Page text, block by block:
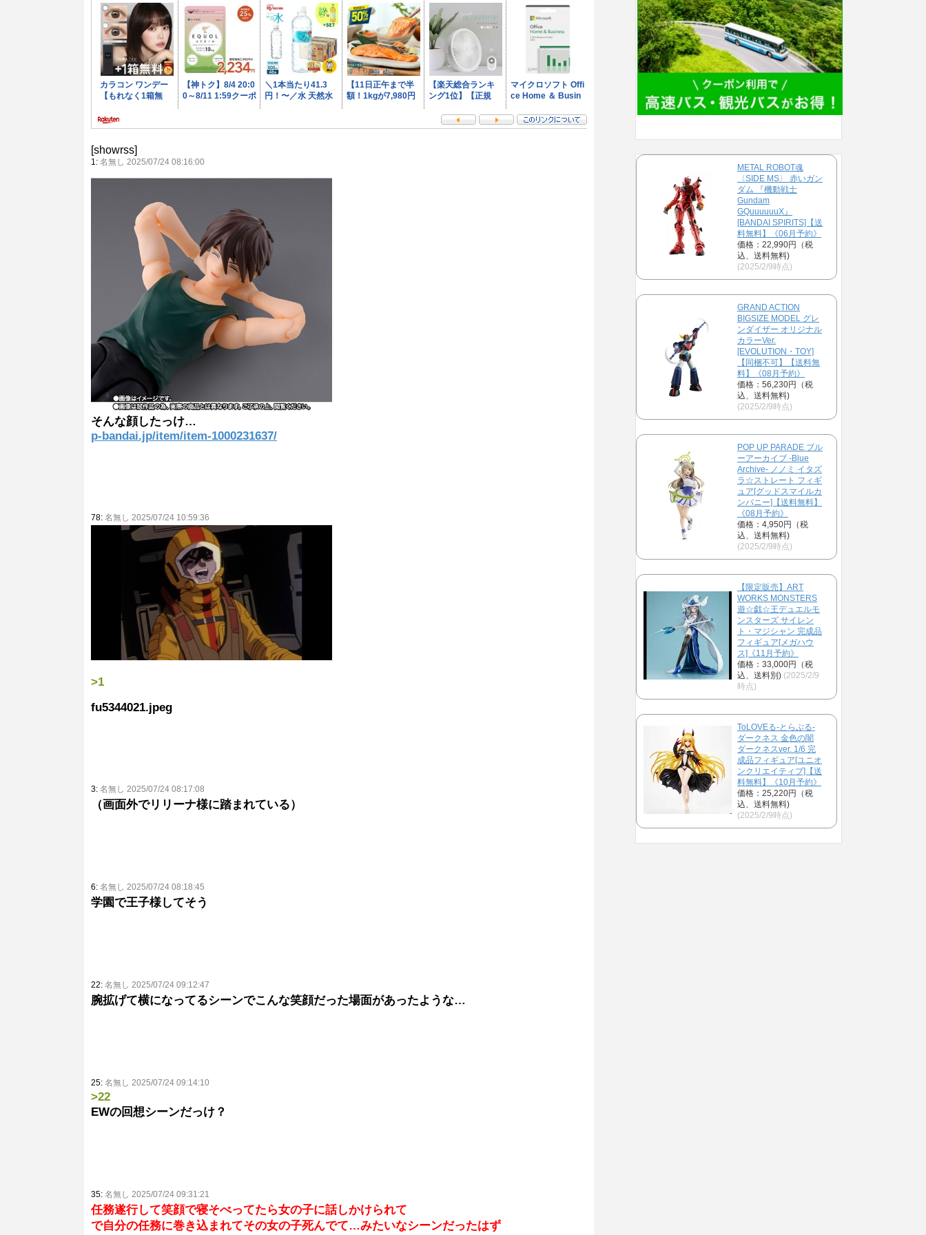
[showrss]
1: 名無し 2025/07/24 08:16:00
そんな顔したっけ…
p-bandai.jp/item/item-1000231637/
78: 名無し 2025/07/24 10:59:36
>1
fu5344021.jpeg
3: 名無し 2025/07/24 08:17:08
（画面外でリリーナ様に踏まれている）
6: 名無し 2025/07/24 08:18:45
学園で王子様してそう
22: 名無し 2025/07/24 09:12:47
腕拡げて横になってるシーンでこんな笑顔だった場面があったような…
25: 名無し 2025/07/24 09:14:10
>22
EWの回想シーンだっけ？
35: 名無し 2025/07/24 09:31:21
任務遂行して笑顔で寝そべってたら女の子に話しかけられて
で自分の任務に巻き込まれてその女の子死んでて…みたいなシーンだったはず
METAL ROBOT魂
〈SIDE MS〉 赤いガン
ダム 『機動戦士
Gundam
GQuuuuuuX』
[BANDAI SPIRITS]【送
料無料】《06月予約》
価格：22,990円（税
込、送料無料)
(2025/2/9時点)
GRAND ACTION
BIGSIZE MODEL グレ
ンダイザー オリジナル
カラーVer.
[EVOLUTION・TOY]
【同梱不可】【送料無
料】《08月予約》
価格：56,230円（税
込、送料無料)
(2025/2/9時点)
POP UP PARADE ブル
ーアーカイブ -Blue
Archive- ノノミ イタズ
ラ☆ストレート フィギ
ュア[グッドスマイルカ
ンパニー]【送料無料】
《08月予約》
価格：4,950円（税
込、送料無料)
(2025/2/9時点)
【限定販売】ART
WORKS MONSTERS
遊☆戯☆王デュエルモ
ンスターズ サイレン
ト・マジシャン 完成品
フィギュア[メガハウ
ス]《11月予約》
価格：33,000円（税
込、送料別) (2025/2/9
時点)
ToLOVEる-とらぶる-
ダークネス 金色の闇
ダークネスver. 1/6 完
成品フィギュア[ユニオ
ンクリエイティブ]【送
料無料】《10月予約》
価格：25,220円（税
込、送料無料)
(2025/2/9時点)